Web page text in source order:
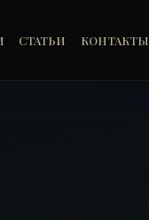
СТАТЬИ КОНТАКТЫ